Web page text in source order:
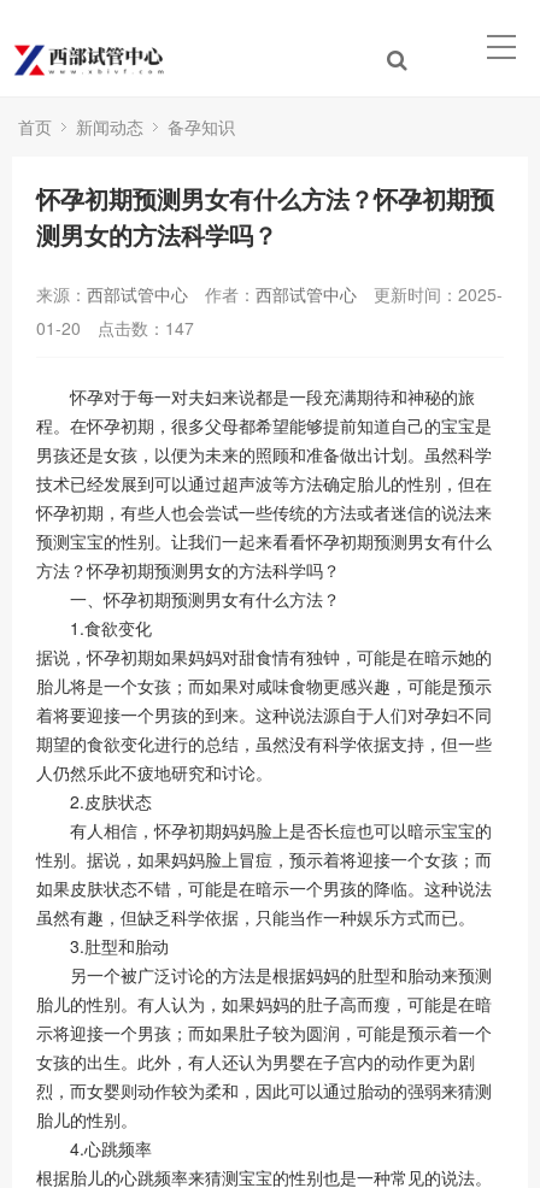
首页 新闻动态 备孕知识
怀孕初期预测男女有什么方法？怀孕初期预
测男女的方法科学吗？
来源： 西部试管中心 作者： 西部试管中心
更新时间：2025-
01-20
点击数： 147
怀孕对于每一对夫妇来说都是一段充满期待和神秘的旅
程。在怀孕初期，很多父母都希望能够提前知道自己的宝宝是
男孩还是女孩，以便为未来的照顾和准备做出计划。虽然科学
技术已经发展到可以通过超声波等方法确定胎儿的性别，但在
怀孕初期，有些人也会尝试一些传统的方法或者迷信的说法来
预测宝宝的性别。让我们一起来看看怀孕初期预测男女有什么
方法？怀孕初期预测男女的方法科学吗？
一、怀孕初期预测男女有什么方法？
1.食欲变化
据说，怀孕初期如果妈妈对甜食情有独钟，可能是在暗示她的
胎儿将是一个女孩；而如果对咸味食物更感兴趣，可能是预示
着将要迎接一个男孩的到来。这种说法源自于人们对孕妇不同
期望的食欲变化进行的总结，虽然没有科学依据支持，但一些
人仍然乐此不疲地研究和讨论。
2.皮肤状态
有人相信，怀孕初期妈妈脸上是否长痘也可以暗示宝宝的
性别。据说，如果妈妈脸上冒痘，预示着将迎接一个女孩；而
如果皮肤状态不错，可能是在暗示一个男孩的降临。这种说法
虽然有趣，但缺乏科学依据，只能当作一种娱乐方式而已。
3.肚型和胎动
另一个被广泛讨论的方法是根据妈妈的肚型和胎动来预测
胎儿的性别。有人认为，如果妈妈的肚子高而瘦，可能是在暗
示将迎接一个男孩；而如果肚子较为圆润，可能是预示着一个
女孩的出生。此外，有人还认为男婴在子宫内的动作更为剧
烈，而女婴则动作较为柔和，因此可以通过胎动的强弱来猜测
胎儿的性别。
4.心跳频率
根据胎儿的心跳频率来猜测宝宝的性别也是一种常见的说法。